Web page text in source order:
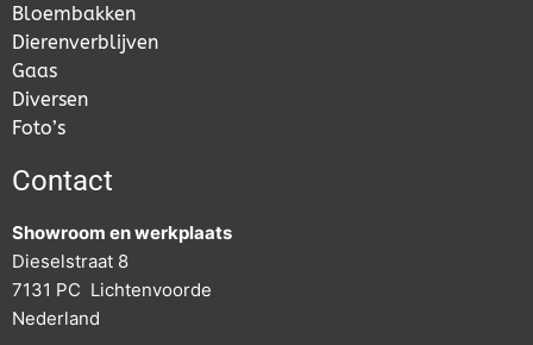
Bloembakken
Dierenverblijven
Gaas
Diversen
Foto’s
Contact
Showroom en werkplaats
Dieselstraat 8
7131 PC Lichtenvoorde
Nederland